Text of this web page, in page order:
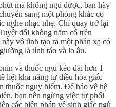
mà không ngủ được, bạn hãy
sang một phòng khác có
nghe nhạc nhẹ. Chỉ quay trở lại
đối không nằm cố trên
vô tình tạo ra một phản xạ có
là tỉnh táo và lo âu.
và thuốc ngủ kéo dài hơn 1
liệt khả năng tự điều hòa giấc
thuốc nguy hiểm. Để bảo vệ hệ
bạn nên ngừng việc tự phối
các biện pháp vệ sinh giấc ngủ